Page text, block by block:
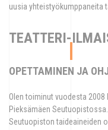
uusia yhteistyökumppaneita
TEATTERI-
OPETTAMINEN JA
Olen toiminut vuodesta
Pieksämäen
Seutuopiston taideaineiden